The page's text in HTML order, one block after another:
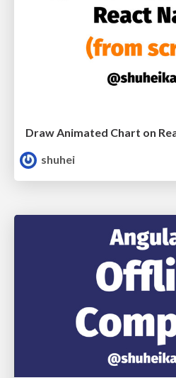
Draw Animated Chart on
shuhei